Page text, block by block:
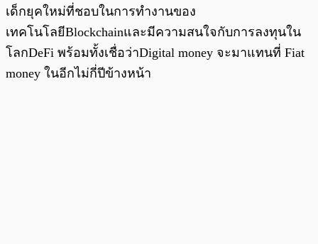
เด็กยุคใหม่ที่ชอบในการทำงานของ
เทคโนโลยีBlockchainและมีความสนใจกับการลงทุนใน
โลกDeFi พร้อมทั้งเชื่อว่าDigital money จะมาแทนที่ Fiat
money ในอีกไม่กี่ปีข้างหน้า